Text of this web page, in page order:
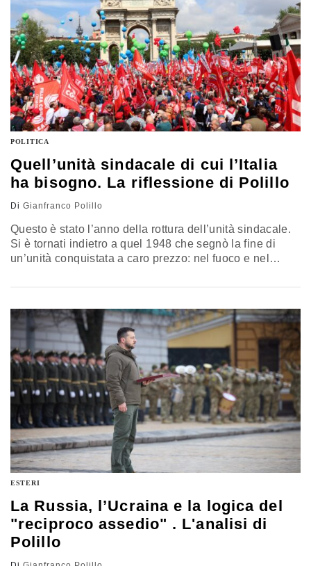
POLITICA
Quell’unità sindacale di cui l’Italia
ha bisogno. La riflessione di Polillo
Di Gianfranco Polillo
Questo è stato l’anno della rottura dell’unità sindacale.
Si è tornati indietro a quel 1948 che segnò la fine di
un’unità conquistata a caro prezzo: nel fuoco e nel
dell’antagonismo, della rivolta sociale, a farla da
padrone. E a dividere quello che, invece, dovrebbe
essere unito
ESTERI
La Russia, l’Ucraina e la logica del
"reciproco assedio" . L'analisi di
Polillo